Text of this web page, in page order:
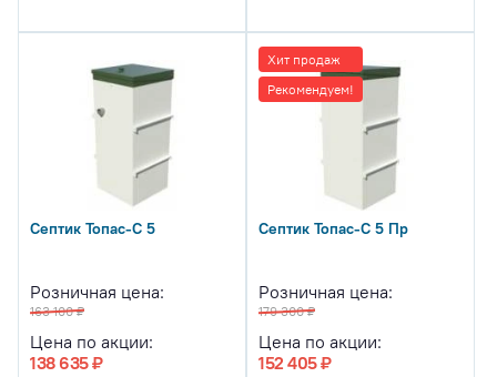
Септик Топас-С 5
Розничная цена:
163 100 ₽
Цена по акции:
138 635 ₽
Хит продаж
Рекомендуем!
Септик Топас-С 5 Пр
Розничная цена:
179 300 ₽
Цена по акции:
152 405 ₽